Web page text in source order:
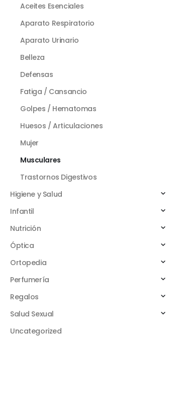
Aceites Esenciales
Aparato Respiratorio
Aparato Urinario
Belleza
Defensas
Fatiga / Cansancio
Golpes / Hematomas
Huesos / Articulaciones
Mujer
Musculares
Trastornos Digestivos
Higiene y Salud
Infantil
Nutrición
Óptica
Ortopedia
Perfumería
Regalos
Salud Sexual
Uncategorized